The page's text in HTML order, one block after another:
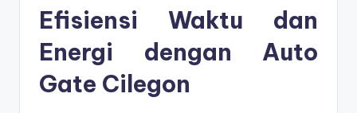
Efisiensi Waktu dan
Energi dengan Auto
Gate Cilegon